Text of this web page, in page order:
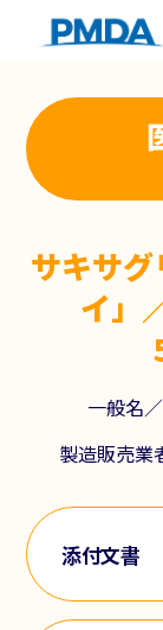
サキサ
イ」
一般名
製造販売業
添付文書